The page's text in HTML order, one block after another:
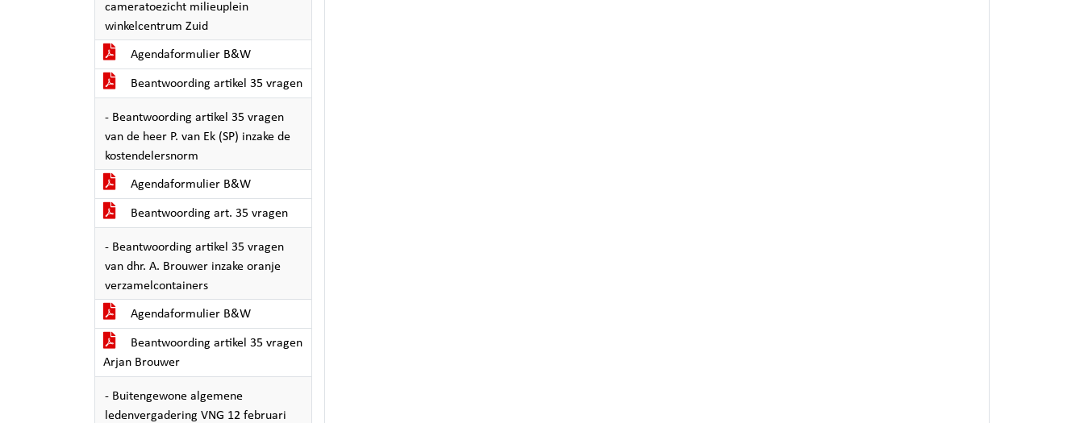
cameratoezicht milieuplein
winkelcentrum Zuid
Agendaformulier B&W
Beantwoording artikel 35 vragen
- Beantwoording artikel 35 vragen
van de heer P. van Ek (SP) inzake de
kostendelersnorm
Agendaformulier B&W
Beantwoording art. 35 vragen
- Beantwoording artikel 35 vragen
van dhr. A. Brouwer inzake oranje
verzamelcontainers
Agendaformulier B&W
Beantwoording artikel 35 vragen
Arjan Brouwer
- Buitengewone algemene
ledenvergadering VNG 12 februari